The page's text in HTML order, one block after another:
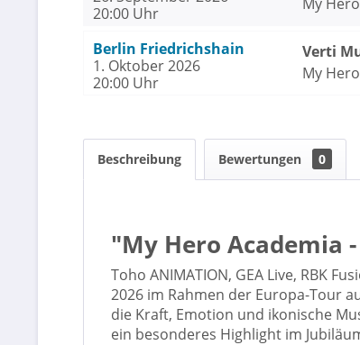
20:00 Uhr
Berlin Friedrichshain
1. Oktober 2026
20:00 Uhr
Verti
My
Beschreibung Bewertungen 0
"My Hero Academia
Toho ANIMATION, GEA Live, RBK
2026 im Rahmen der Europa-Tour
die Kraft, Emotion und ikonische
ein besonderes Highlight im